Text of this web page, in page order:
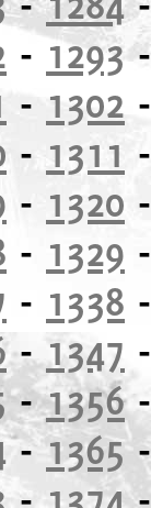
- 1293
- 1302
- 1311
- 1320
- 1329
- 1338
-1347
-1356
-1365